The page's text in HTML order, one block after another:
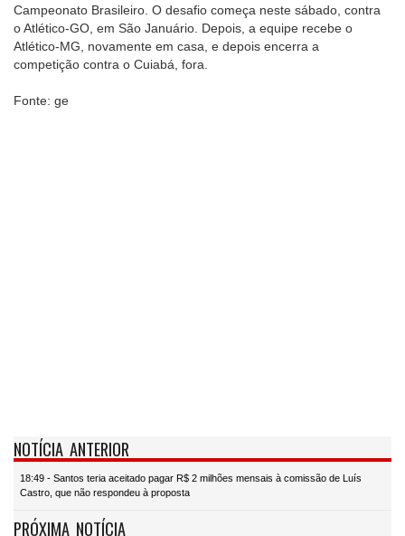
Campeonato Brasileiro. O desafio começa neste sábado, contra
o Atlético-GO, em São Januário. Depois, a equipe recebe o
Atlético-MG, novamente em casa, e depois encerra a
competição contra o Cuiabá, fora.
Fonte: ge
NOTÍCIA ANTERIOR
18:49 - Santos teria aceitado pagar R$ 2 milhões mensais à comissão de Luís
Castro, que não respondeu à proposta
PRÓXIMA NOTÍCIA